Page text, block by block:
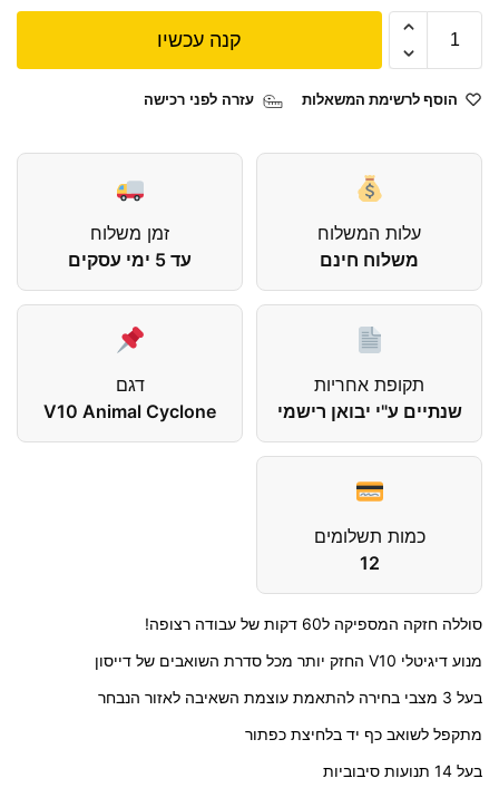
קנה עכשיו
הוסף לרשימת המשאלות עזרה לפני רכישה
עלות המשלוח
משלוח חינם
זמן משלוח
עד 5 ימי עסקים
תקופת אחריות
שנתיים ע"י יבואן רישמי
דגם
V10 Animal Cyclone
כמות תשלומים
12
סוללה חזקה המספיקה ל60 דקות של עבודה רצופה!
מנוע דיגיטלי V10 החזק יותר מכל סדרת השואבים של דייסון
בעל 3 מצבי בחירה להתאמת עוצמת השאיבה לאזור הנבחר
מתקפל לשואב כף יד בלחיצת כפתור
בעל 14 תנועות סיבוביות